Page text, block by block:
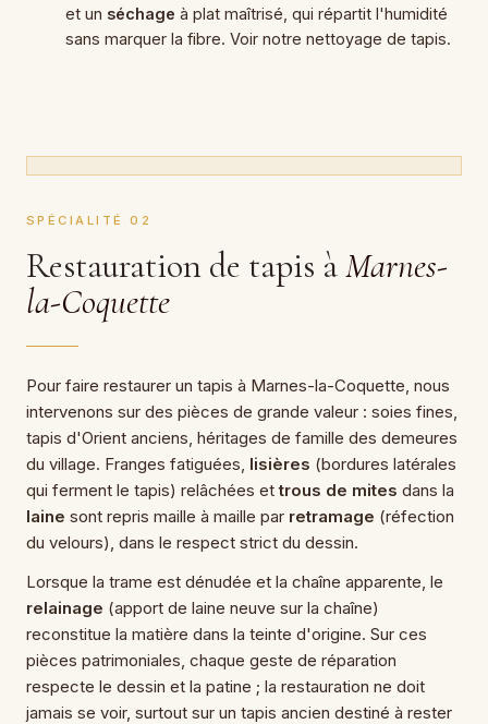
et un séchage à plat maîtrisé, qui répartit l'humidité
sans marquer la fibre. Voir notre nettoyage de tapis.
SPÉCIALITÉ 02
Restauration de tapis àMarnes-
la-Coquette
Pour faire restaurer un tapis à Marnes-la-Coquette, nous
intervenons sur des pièces de grande valeur : soies fines,
tapis d'Orient anciens, héritages de famille des demeures
du village. Franges fatiguées, lisières (bordures latérales
qui ferment le tapis) relâchées ettrous de mites dans la
laine sont repris maille à maille par retramage (réfection
du velours), dans le respect strict du dessin.
Lorsque la trame est dénudée et la chaîne apparente, le
relainage (apport de laine neuve sur la chaîne)
reconstitue la matière dans la teinte d'origine. Sur ces
pièces patrimoniales, chaque geste de réparation
respecte le dessin et la patine ; la restauration ne doit
jamais se voir, surtout sur un tapis ancien destiné à rester